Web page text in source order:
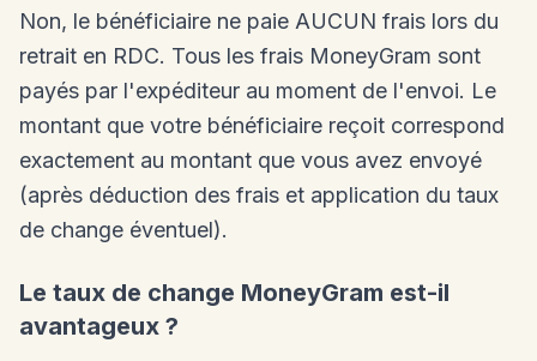
Non, le bénéficiaire ne paie AUCUN frais lors du
retrait en RDC. Tous les frais MoneyGram sont
payés par l'expéditeur au moment de l'envoi. Le
montant que votre bénéficiaire reçoit correspond
exactement au montant que vous avez envoyé
(après déduction des frais et application du taux
de change éventuel).
Le taux de change MoneyGram est-il
avantageux ?